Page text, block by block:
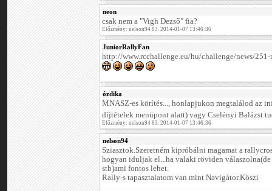
neon
csak nem a "Vigh Dezső" fia?
Előzmény: nelson94 83. 2014-01-07 13:46:36
JuniorRallyFan
http://www.rcchallenge.eu/hu/challenge/news/
ózdika
MNASZ-es körítés..., honlapjukon megtalálod az
díjtételek menüpont alatt) vagy Cselényi Balázst
Előzmény: nelson94 83. 2014-01-07 13:46:36
nelson94
Sziasztok.Szeretném kipróbálni magamat a
hogyan iduljak el...ha valaki röviden
stb)ami fontos lehet.
Rally-s tapasztalatom van mint Navigátor.Köszi